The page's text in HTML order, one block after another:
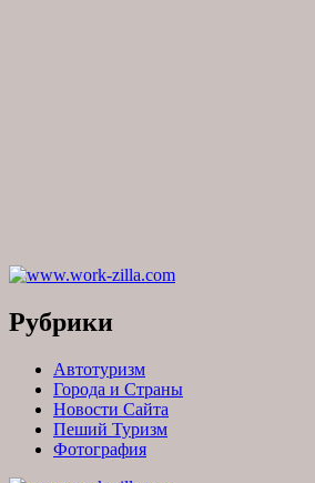
Рубрики
Автотуризм
Города и Страны
Новости Сайта
Пеший Туризм
Фотография